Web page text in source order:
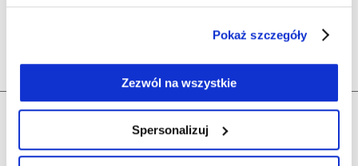
Pokaż szczegóły
Zezwól na wszystkie
Spersonalizuj
Polecane kategorie
Regulamin sklepu internetowego
Polityka prywatności
Dołącz do nas